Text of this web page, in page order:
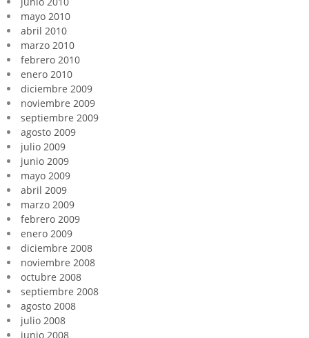
mayo 2010
abril 2010
marzo 2010
febrero 2010
enero 2010
diciembre 2009
noviembre 2009
septiembre 2009
agosto 2009
julio 2009
junio 2009
mayo 2009
abril 2009
marzo 2009
febrero 2009
enero 2009
diciembre 2008
noviembre 2008
octubre 2008
septiembre 2008
agosto 2008
julio 2008
junio 2008